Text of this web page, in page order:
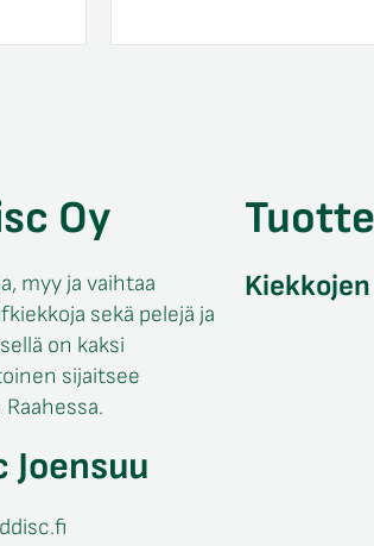
Oy
myy ja vaihtaa
sekä pelejä ja
on kaksi
sijaitsee
Joensuu